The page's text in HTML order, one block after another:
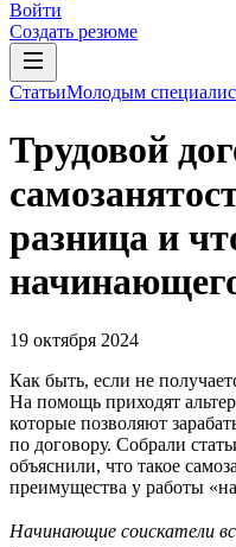
Войти
Создать резюме
СтатьиМолодым
Трудовой
разница и
19 октября 2024
Как быть, если не
На помощь приходят
которые позволяют
по договору. Собрали
объяснили, что такое
преимущества у работы
Начинающие соискатели